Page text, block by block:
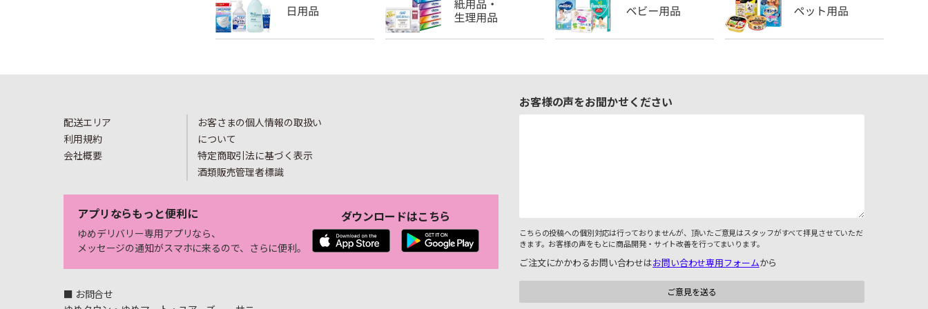
配送エリア
利用規約
会社概要
お客さまの個人情報の取扱い
について
特定商取引法に基づく表示
酒類販売管理者標識
アプリならもっと便利に
ゆめデリバリー専用アプリなら、
メッセージの通知がスマホに来るので、さらに便利。
ダウンロードはこちら
■ お問合せ
お客様の声をお聞かせください
こちらの投稿への個別対応は行っておりませんが、頂いたご意見はスタッフがすべて拝見させていただ
きます。お客様の声をもとに商品開発・サイト改善を行ってまいります。
ご注文にかかわるお問い合わせはお問い合わせ専用フォームから